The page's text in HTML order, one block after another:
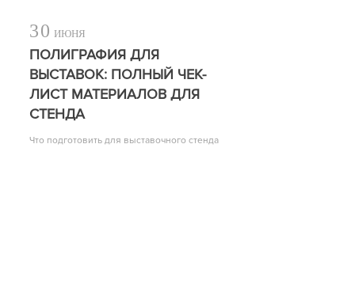
30 ИЮНЯ
ПОЛИГРАФИЯ ДЛЯ
ВЫСТАВОК: ПОЛНЫЙ ЧЕК-
ЛИСТ МАТЕРИАЛОВ ДЛЯ
СТЕНДА
Что подготовить для выставочного стенда